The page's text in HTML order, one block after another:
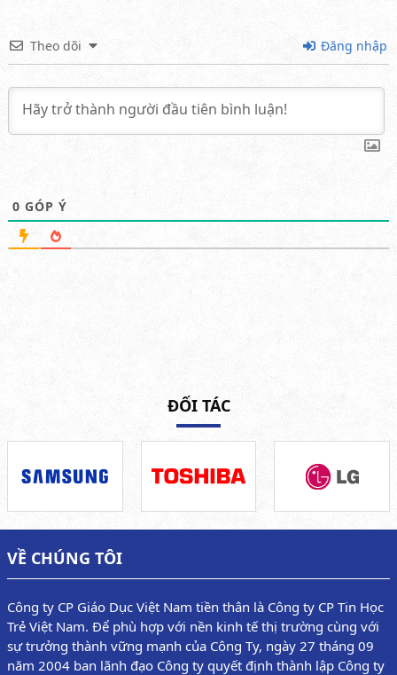
Theo dõi Đăng nhập
0 GÓP Ý
ĐỐI TÁC
VỀ CHÚNG TÔI
Công ty CP Giáo Dục Việt Nam tiền thân là Công ty CP Tin Học
Trẻ Việt Nam. Để phù hợp với nền kinh tế thị trường cùng với
sự trưởng thành vững mạnh của Công Ty, ngày 27 tháng 09
năm 2004 ban lãnh đạo Công ty quyết định thành lập Công ty